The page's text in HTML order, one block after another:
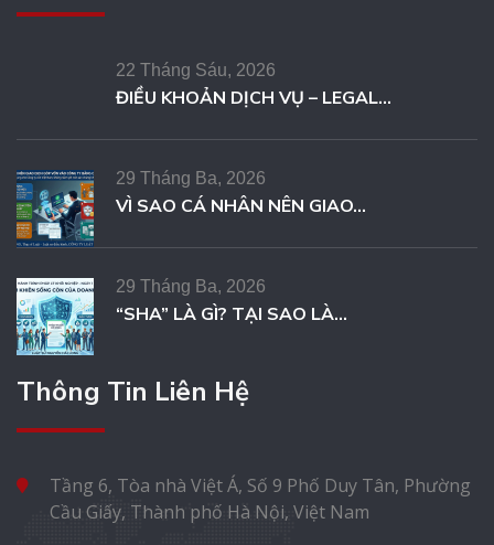
22 Tháng Sáu, 2026
ĐIỀU KHOẢN DỊCH VỤ – LEGAL...
29 Tháng Ba, 2026
VÌ SAO CÁ NHÂN NÊN GIAO...
29 Tháng Ba, 2026
“SHA” LÀ GÌ? TẠI SAO LÀ...
Thông Tin Liên Hệ
Tầng 6, Tòa nhà Việt Á, Số 9 Phố Duy Tân, Phường
Cầu Giấy, Thành phố Hà Nội, Việt Nam